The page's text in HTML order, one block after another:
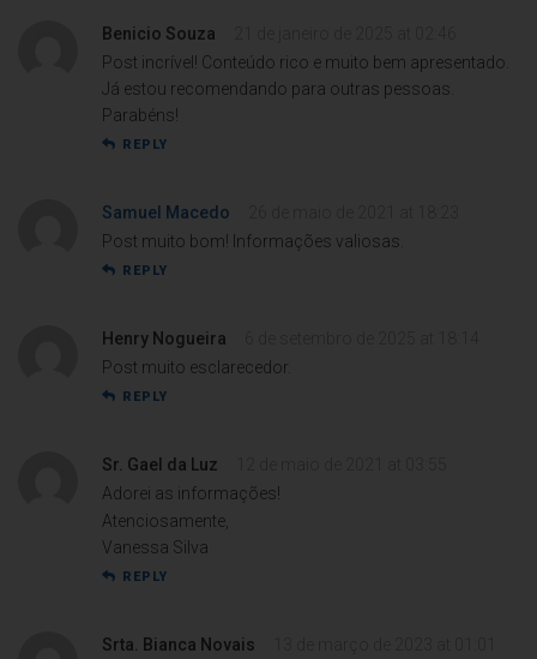
Benicio Souza
Post incrível! Conteúdo rico e muito bem apresentado.
Já estou recomendando para outras pessoas.
Parabéns!
REPLY
Samuel Macedo
Post muito bom! Informações valiosas.
REPLY
Henry Nogueira
Post muito esclarecedor.
REPLY
Sr. Gael da Luz
Adorei as informações!
Atenciosamente,
Vanessa Silva
REPLY
Srta. Bianca Novais